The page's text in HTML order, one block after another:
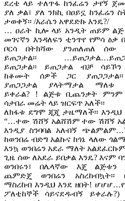
ደረቴ ላይ ተለጥፋ ከንፈሬን ታየኝ
ያለ ቃል፣ ያለ ንክኪ በዐይኗ ከንፈሬን
ታወቀኝ፡፡ /እራሴን አዋደድኩ እንዴ?/
… ዐራት ኪሎ ላይ አንዲት ጠይም ልጅ
መገናኛን እንዳለፍን ቲንጥየ የምሳ ዕቃ
ቦርሳ በትክሻው ያንጠለጠለ ሰው
ይጠጋታል፡፡
ይጠጋታል፡፡ ይጠጋታል ብቻ
ከቆሙት ሰዎች ጋር
ያጠጋጋታል ያላትማታል ማለቱ
ይቀራል? ! ልጅቱ ቢጨንቃት ምንም
ሳታበራ መሬት ላይ ዝርፍጥ አለች፡፡
ለክፋቱ ደግሞ ጂጂ ታዜማለች፡፡ እንዲህ
“…ተው ሽሸኝ አልሸሽም ተው ሽሸኝ
እንዲያ ስንባባል አለብኝ
ከወንበሬ ብድግ አልኩና ከጎኔ ላለው
እንኳ ወንበሬን አደራ ማለት
ጊዜ ሰው ለአደራ ይበቃል እንዴ? እናም
ወንበሩን፣ በሌላኛው እጄ ልጅቱን
ጨምድጄ ወንበሬን አስረከብኳት፡፡
ማስረከብ እንዲህ እንደ ዘበት!
ፖለቲከኞች ሳይናደዱብኝ ይቀራሉ?)